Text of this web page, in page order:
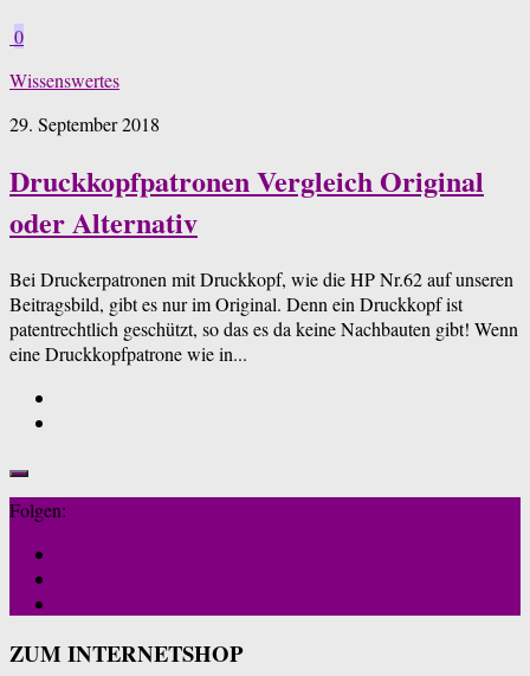
0
Wissenswertes
29. September 2018
Druckkopfpatronen Vergleich Original
oder Alternativ
Bei Druckerpatronen mit Druckkopf, wie die HP Nr.62 auf unseren
Beitragsbild, gibt es nur im Original. Denn ein Druckkopf ist
patentrechtlich geschützt, so das es da keine Nachbauten gibt! Wenn
eine Druckkopfpatrone wie in...
Folgen:
ZUM INTERNETSHOP